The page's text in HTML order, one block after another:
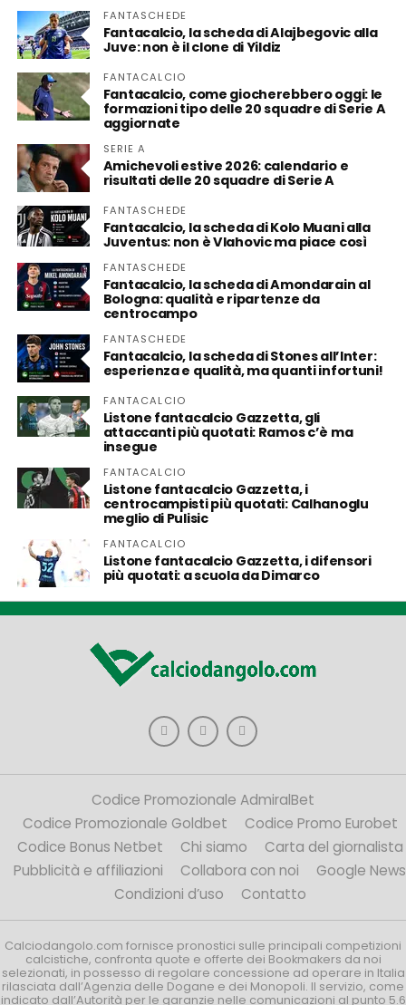
FANTASCHEDE
Fantacalcio, la scheda di Alajbegovic alla
Juve: non è il clone di Yildiz
FANTACALCIO
Fantacalcio, come giocherebbero oggi: le
formazioni tipo delle 20 squadre di Serie A
aggiornate
SERIE A
Amichevoli estive 2026: calendario e
risultati delle 20 squadre di Serie A
FANTASCHEDE
Fantacalcio, la scheda di Kolo Muani alla
Juventus: non è Vlahovic ma piace così
FANTASCHEDE
Fantacalcio, la scheda di Amondarain al
Bologna: qualità e ripartenze da
centrocampo
FANTASCHEDE
Fantacalcio, la scheda di Stones all’Inter:
esperienza e qualità, ma quanti infortuni!
FANTACALCIO
Listone fantacalcio Gazzetta, gli
attaccanti più quotati: Ramos c’è ma
insegue
FANTACALCIO
Listone fantacalcio Gazzetta, i
centrocampisti più quotati: Calhanoglu
meglio di Pulisic
FANTACALCIO
Listone fantacalcio Gazzetta, i difensori
più quotati: a scuola da Dimarco
Codice Promozionale AdmiralBet
Codice Promozionale Goldbet
Codice Promo Eurobet
Codice Bonus Netbet
Chi siamo
Carta del giornalista
Pubblicità e affiliazioni
Collabora con noi
Google News
Condizioni d’uso
Contatto
Calciodangolo.com fornisce pronostici sulle principali competizioni
calcistiche, confronta quote e offerte dei Bookmakers da noi
selezionati, in possesso di regolare concessione ad operare in Italia
rilasciata dall’Agenzia delle Dogane e dei Monopoli. Il servizio, come
indicato dall’Autorità per le garanzie nelle comunicazioni al punto 5.6